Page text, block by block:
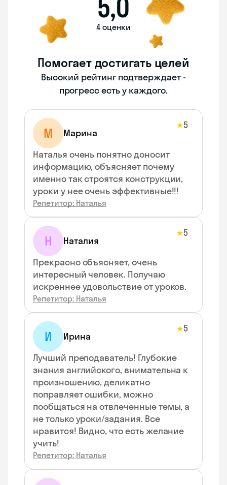
5,0
4 оценки
Помогает достигать целей
Высокий рейтинг подтверждает -
прогресс есть у каждого.
М Марина
★5
Наталья очень понятно доносит
информацию, объясняет почему
именно так строятся конструкции,
уроки у нее очень эффективные!!!
Репетитор: Наталья
Н Наталия
★5
Прекрасно объясняет, очень
интересный человек. Получаю
искреннее удовольствие от уроков.
Репетитор: Наталья
И Ирина
★5
Лучший преподаватель! Глубокие
знания английского, внимательна к
произношению, деликатно
поправляет ошибки, можно
пообщаться на отвлеченные темы, а
не только уроки/задания. Все
нравится! Видно, что есть желание
учить!
Репетитор: Наталья